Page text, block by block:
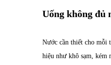
Uống không đủ
Nước cần thiết cho mỗi
hiệu như khô sạm, kém